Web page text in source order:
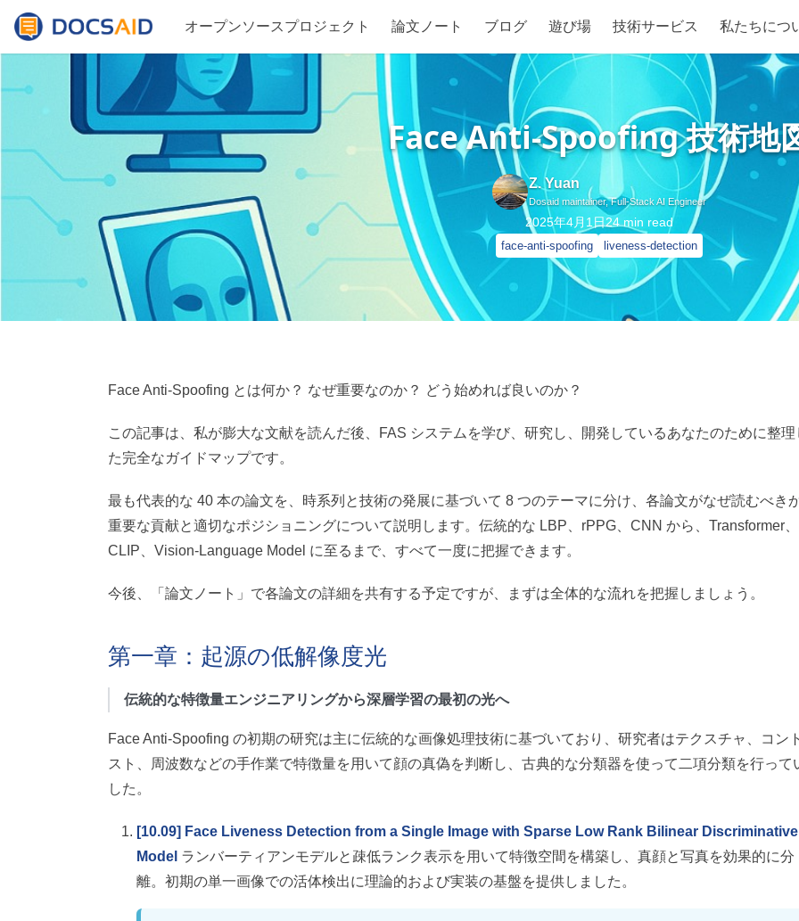
オープンソースプロジェクト 論文ノート ブログ 遊び場 技術サービス 私たちにつ
Face Anti-Spoofing 技術地
Z. Yuan
Dosaid maintainer, Full-Stack AI Engineer
2025年4月1日24min read
face-anti-spoofing liveness-detection
Face Anti-Spoofing とは何か？ なぜ重要なのか？ どう始めれば良いのか？
この記事は、私が膨大な文献を読んだ後、FAS システムを学び、研究し、開発しているあなたのために整理
た完全なガイドマップです。
最も代表的な 40 本の論文を、時系列と技術の発展に基づいて 8 つのテーマに分け、各論文がなぜ読むべき
重要な貢献と適切なポジショニングについて説明します。伝統的な LBP、rPPG、CNN から、Transformer、
CLIP、Vision-Language Model に至るまで、すべて一度に把握できます。
今後、「論文ノート」で各論文の詳細を共有する予定ですが、まずは全体的な流れを把握しましょう。
第一章：起源の低解像度光
伝統的な特徴量エンジニアリングから深層学習の最初の光へ
Face Anti-Spoofing の初期の研究は主に伝統的な画像処理技術に基づいており、研究者はテクスチャ、コン
スト、周波数などの手作業で特徴量を用いて顔の真偽を判断し、古典的な分類器を使って二項分類を行って
した。
[10.09] Face Liveness Detection from a Single Image with Sparse Low Rank Bilinear Discriminative
Model ランバーティアンモデルと疎低ランク表示を用いて特徴空間を構築し、真顔と写真を効果的に分
離。初期の単一画像での活体検出に理論的および実装の基盤を提供しました。